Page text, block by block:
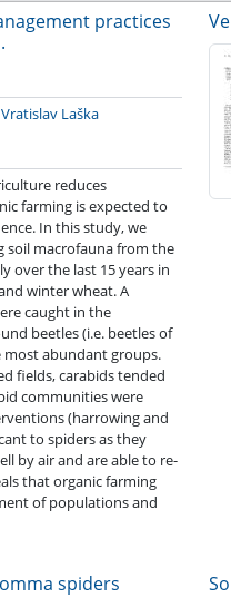
practices
Vratislav Laška
reduces
farming is expected to
In this study, we
soil macrofauna from the
over the last 15 years in
winter wheat. A
caught in the
beetles (i.e. beetles of
most abundant groups.
fields, carabids tended
communities were
(harrowing and
to spiders as they
by air and are able to re-
that organic farming
of populations and
spiders